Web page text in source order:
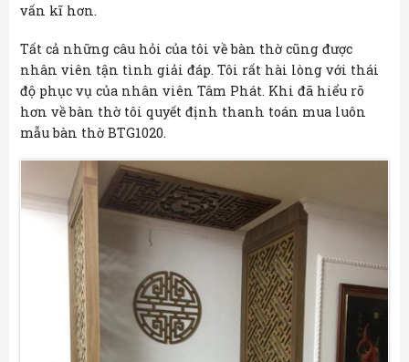
vấn kĩ hơn.
Tất cả những câu hỏi của tôi về bàn thờ cũng được
nhân viên tận tình giải đáp. Tôi rất hài lòng với thái
độ phục vụ của nhân viên Tâm Phát. Khi đã hiểu rõ
hơn về bàn thờ tôi quyết định thanh toán mua luôn
mẫu bàn thờ BTG1020.